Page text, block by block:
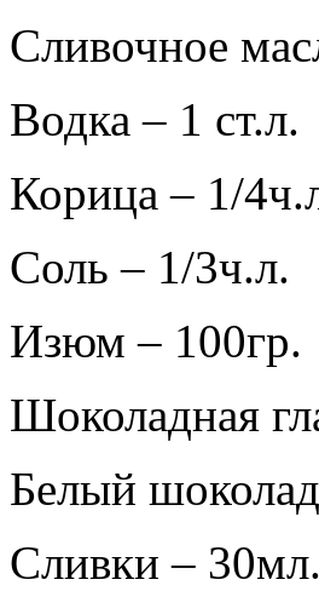
Сливочное
Водка – 1 ст.л.
Корица – 1/
Соль – 1/3ч.л.
Изюм – 100гр.
Шоколадная
Белый
Сливки –